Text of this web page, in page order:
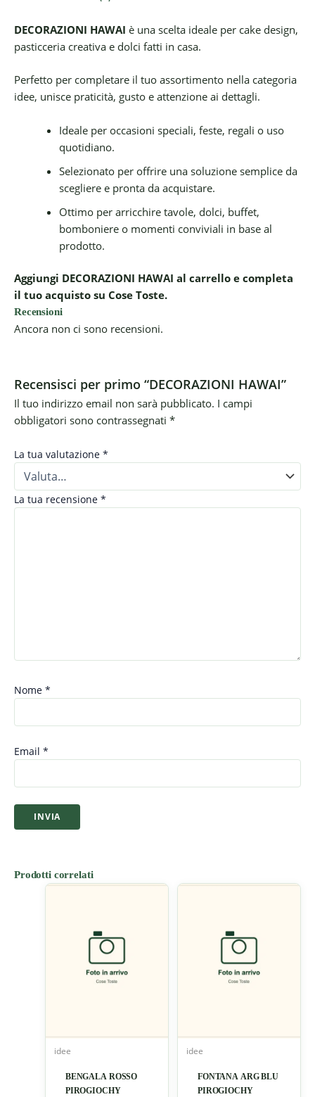
DECORAZIONI HAWAI è una scelta ideale per cake design,
pasticceria creativa e dolci fatti in casa.
Perfetto per completare il tuo assortimento nella categoria
idee, unisce praticità, gusto e attenzione ai dettagli.
Ideale per occasioni speciali, feste, regali o uso
quotidiano.
Selezionato per offrire una soluzione semplice da
scegliere e pronta da acquistare.
Ottimo per arricchire tavole, dolci, buffet,
bomboniere o momenti conviviali in base al
prodotto.
Aggiungi DECORAZIONI HAWAI al carrello e completa
il tuo acquisto su Cose Toste.
Recensioni
Ancora non ci sono recensioni.
Recensisci per primo “DECORAZIONI HAWAI”
Il tuo indirizzo email non sarà pubblicato. I campi
obbligatori sono contrassegnati *
La tua valutazione *
La tua recensione *
Nome *
Email *
Prodotti correlati
idee
BENGALA ROSSO
PIROGIOCHY
idee
FONTANA ARG BLU
PIROGIOCHY